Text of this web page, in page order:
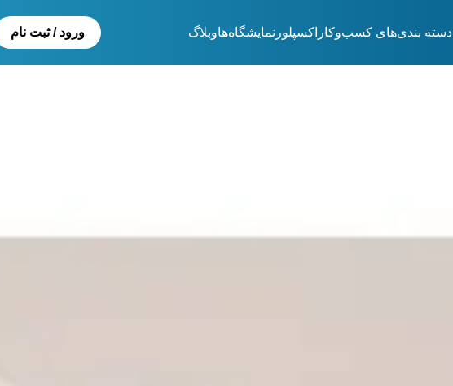
دسته بندی‌های کسب‌و‌کار اکسپلور نمایشگاەهاوبلاگ ورود / ثبت نام